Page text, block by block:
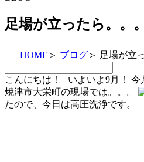
足場が立ったら。。。
HOME ＞ ブログ ＞ 足場が立
こんにちは！ いよいよ9月！ 今
焼津市大栄町の現場では。。。
たので、今日は高圧洗浄です。